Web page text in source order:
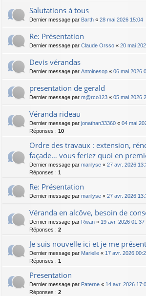
Salutations à tous
Dernier message par Barth « 28 mai 2026 15:04
Re: Présentation
Dernier message par Claude Orsso « 20 mai
Devis vérandas
Dernier message par Antoinesop « 06 mai 2026
presentation de gerald
Dernier message par m@rco123 « 05 mai 2026
Véranda rideau
Dernier message par jonathan33360 « 04 mai
Réponses : 10
Ordre des travaux : extension,
façade… vous feriez quoi en
Dernier message par marilyse « 27 avr. 2026
Réponses : 1
Re: Présentation
Dernier message par marilyse « 27 avr. 2026
Véranda en alcôve, besoin de
Dernier message par Rwan « 19 avr. 2026 01:37
Réponses : 2
Je suis nouvelle ici et je me
Dernier message par Marielle « 17 avr. 2026
Réponses : 1
Presentation
Dernier message par Paterne « 14 avr. 2026
Réponses : 2